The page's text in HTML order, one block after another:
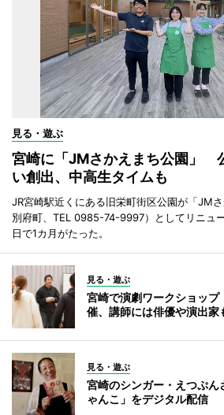
見る・遊ぶ
宮崎に「JMさかえまち公園」
い創出、中高生タイムも
JR宮崎駅近くにある旧栄町街区公園が「JM
別府町、TEL 0985-74-9997）としてリニュ
日で1カ月がたった。
見る・遊ぶ
宮崎で演劇ワークショッ
催、講師には俳優や演出家
見る・遊ぶ
宮崎のシンガー・えつぷん
ゃんこ」をデジタル配信